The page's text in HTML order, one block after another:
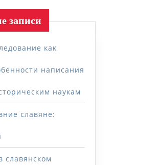
записи
как
написания
наукам
славяне:
славянском